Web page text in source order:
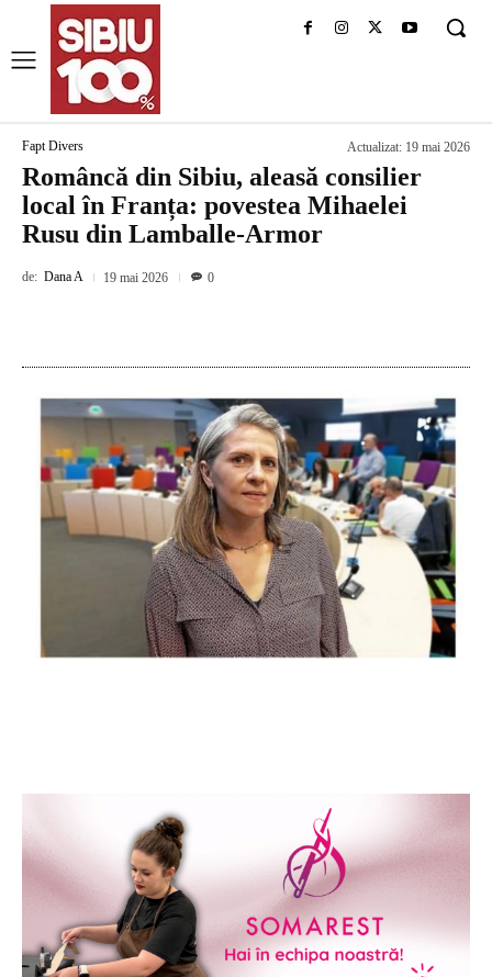
Fapt Divers Actualizat: 19 mai 2026
Româncă din Sibiu, aleasă consilier
local în Franța: povestea Mihaelei
Rusu din Lamballe-Armor
de: Dana A 19 mai 2026 0